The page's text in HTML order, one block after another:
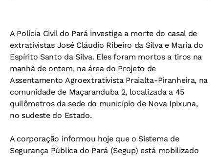
A Polícia Civil do Pará investiga a morte do casal de
extrativistas José Cláudio Ribeiro da Silva e Maria do
Espírito Santo da Silva. Eles foram mortos a tiros na
manhã de ontem, na área do Projeto de
Assentamento Agroextrativista Praialta-Piranheira, na
comunidade de Maçaranduba 2, localizada a 45
quilômetros da sede do município de Nova Ipixuna,
no sudeste do Estado.
A corporação informou hoje que o Sistema de
Segurança Pública do Pará (Segup) está mobilizado